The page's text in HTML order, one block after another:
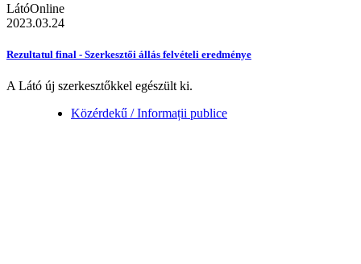
LátóOnline
2023.03.24
Rezultatul final - Szerkesztői állás felvételi eredménye
A Látó új szerkesztőkkel egészült ki.
Közérdekű / Informații publice